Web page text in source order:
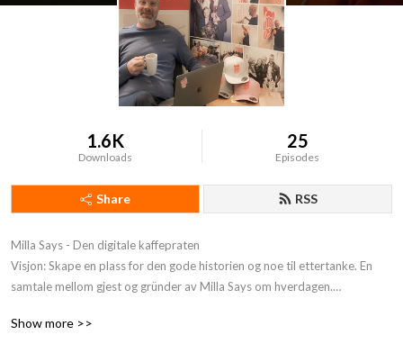
1.6K
Downloads
25
Episodes
Share RSS
Milla Says - Den digitale kaffepraten
Visjon: Skape en plass for den gode historien og noe til ettertanke. En
samtale mellom gjest og gründer av Milla Says om hverdagen.
hverdagen, det gode og det tunge. Historier, opplevelser, utfordringer,
Show more >>